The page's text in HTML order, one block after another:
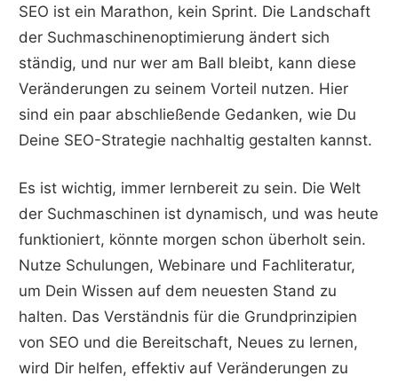
SEO ist ein Marathon, kein Sprint. Die Landschaft
der Suchmaschinenoptimierung ändert sich
ständig, und nur wer am Ball bleibt, kann diese
Veränderungen zu seinem Vorteil nutzen. Hier
sind ein paar abschließende Gedanken, wie Du
Deine SEO-Strategie nachhaltig gestalten kannst.
Es ist wichtig, immer lernbereit zu sein. Die Welt
der Suchmaschinen ist dynamisch, und was heute
funktioniert, könnte morgen schon überholt sein.
Nutze Schulungen, Webinare und Fachliteratur,
um Dein Wissen auf dem neuesten Stand zu
halten. Das Verständnis für die Grundprinzipien
von SEO und die Bereitschaft, Neues zu lernen,
wird Dir helfen, effektiv auf Veränderungen zu